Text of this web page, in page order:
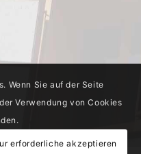
Wenn Sie auf der Seite
Verwendung von Cookies
erforderliche akzeptieren